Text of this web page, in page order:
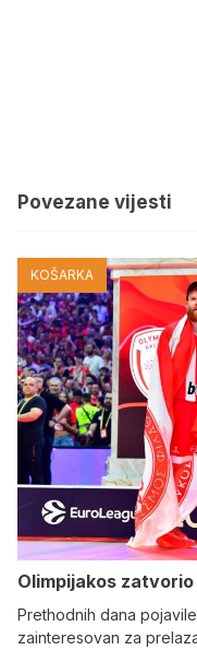
Povezane vijesti
KOŠARKA
Olimpijakos
Prethodnih dana
zainteresovan za